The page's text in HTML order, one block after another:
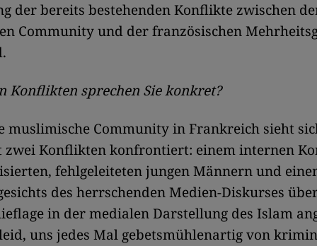
der bereits bestehenden Konflikte zwischen
Community und der französischen
Konflikten sprechen Sie konkret?
muslimische Community in Frankreich sieht
zwei Konflikten konfrontiert: einem internen
fehlgeleiteten jungen Männern und
des herrschenden Medien-Diskurses
in der medialen Darstellung des Islam
uns jedes Mal gebetsmühlenartig von